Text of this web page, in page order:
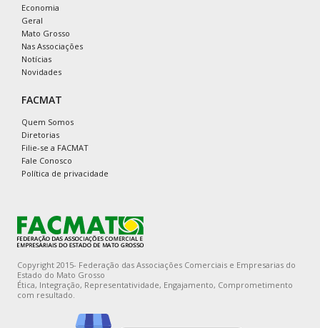
Economia
Geral
Mato Grosso
Nas Associações
Notícias
Novidades
FACMAT
Quem Somos
Diretorias
Filie-se a FACMAT
Fale Conosco
Política de privacidade
Copyright 2015- Federação das Associações Comerciais e Empresarias do
Estado do Mato Grosso
Ética, Integração, Representatividade, Engajamento, Comprometimento
com resultado.